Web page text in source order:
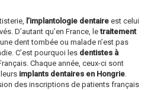
l’implantologie dentaire est celui
D’autant qu’en France, letraitement
dent tombée ou malade n’est pas
C’est pourquoi les dentistes à
Chaque année, ceux-ci sont
implants dentaires en Hongrie.
des inscriptions de patients français